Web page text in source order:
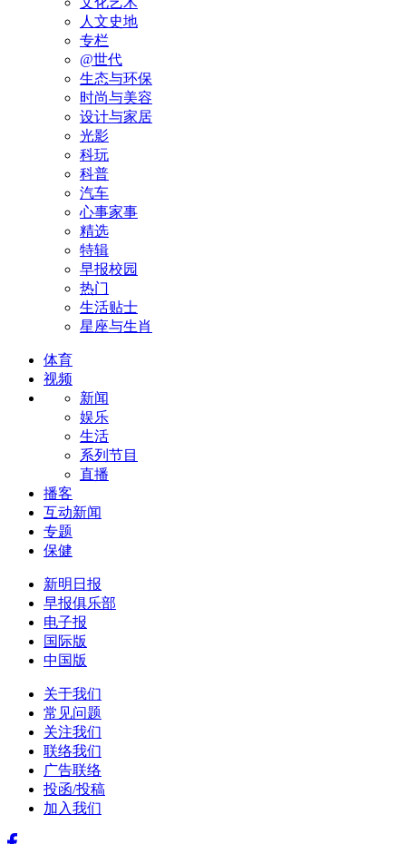
人文史地
专栏
@世代
生态与环保
时尚与美容
设计与家居
光影
科玩
科普
汽车
心事家事
精选
特辑
早报校园
热门
生活贴士
星座与生肖
体育
视频
新闻
娱乐
生活
系列节目
直播
播客
互动新闻
专题
保健
新明日报
早报俱乐部
电子报
国际版
中国版
关于我们
常见问题
关注我们
联络我们
广告联络
投函/投稿
加入我们